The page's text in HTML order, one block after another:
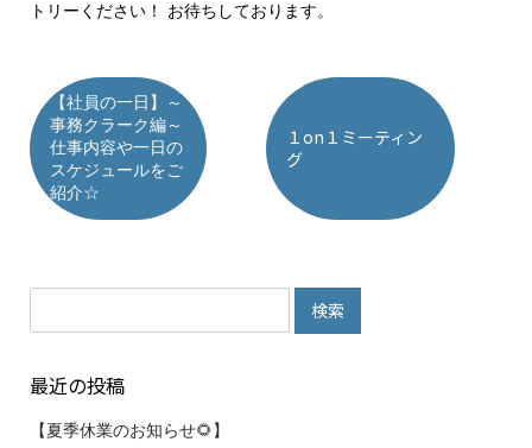
トリーください！ お待ちしております。
【社員の一日】～
事務クラーク編～
仕事内容や一日の
スケジュールをご
紹介☆
１on１ミーティン
グ
検
最近の投稿
【夏季休業のお知らせ🌻】